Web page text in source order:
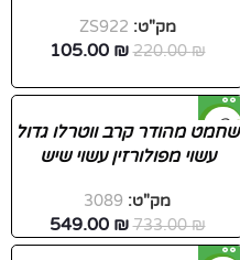
מק"ט: ZS922
220.00₪
105.00 ₪
-25%
שחמט מהודר קרב ווטרלו גדול
עשוי מפולורזין עשוי שיש
מק"ט: 3089
733.00₪
549.00 ₪